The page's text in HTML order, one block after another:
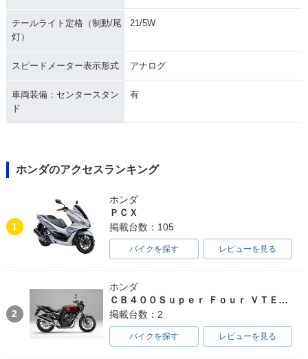
テールライト定格（制動/尾
灯）
21/5W
スピードメーター表示形式 アナログ
車両装備：センタースタン
ド
有
ホンダのアクセスランキング
1
ホンダ
ＰＣＸ
掲載台数：105
バイクを探す レビューを見る
2
ホンダ
ＣＢ４００Ｓｕｐｅｒ Ｆｏｕｒ ＶＴＥＣ ＳＰＥＣ３
掲載台数：2
バイクを探す レビューを見る